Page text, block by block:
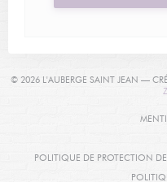
© 2026 L'AUBERGE SAINT JEAN —
POLITIQUE DE PROTECTION